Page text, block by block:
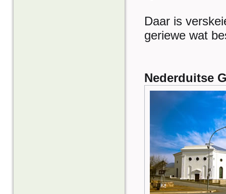
Daar is
geriewe wat
Nederduitse